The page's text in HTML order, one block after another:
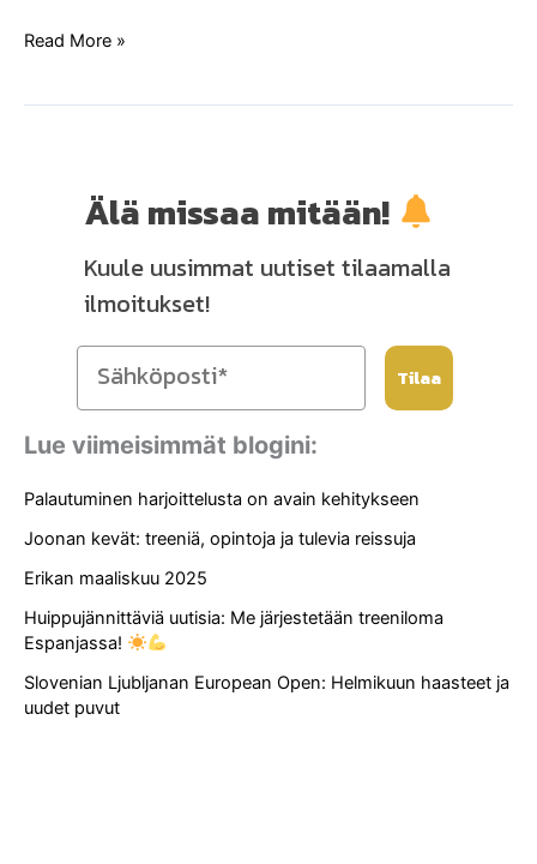
Read More »
Älä missaa mitään!
Kuule uusimmat uutiset tilaamalla
ilmoitukset!
Tilaa
Lue viimeisimmät blogini:
Palautuminen harjoittelusta on avain kehitykseen
Joonan kevät: treeniä, opintoja ja tulevia reissuja
Erikan maaliskuu 2025
Huippujännittäviä uutisia: Me järjestetään treeniloma
Espanjassa!
Slovenian Ljubljanan European Open: Helmikuun haasteet ja
uudet puvut